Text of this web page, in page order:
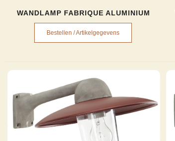
WANDLAMP FABRIQUE ALUMINIUM
Bestellen / Artikelgegevens